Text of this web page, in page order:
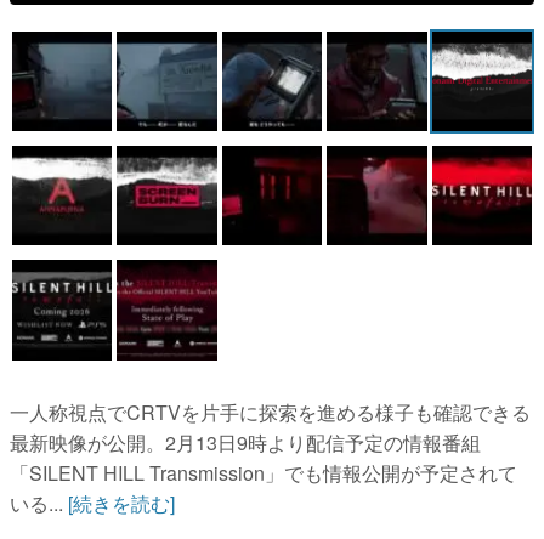
マンガ
女性向け
アプリレビュー
その他
電ファミニコゲーマーとは？
運営：株式会社マレ
一人称視点でCRTVを片手に探索を進める様子も確認できる
最新映像が公開。2月13日9時より配信予定の情報番組
「SILENT HILL Transmission」でも情報公開が予定されて
いる... [続きを読む]